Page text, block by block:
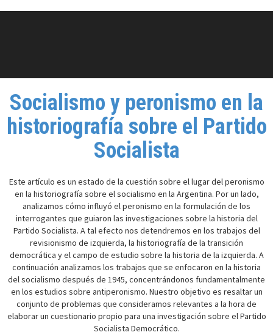
Socialismo y peronismo en la
historiografía sobre el Partido
Socialista
Este artículo es un estado de la cuestión sobre el lugar del peronismo
en la historiografía sobre el socialismo en la Argentina. Por un lado,
analizamos cómo influyó el peronismo en la formulación de los
interrogantes que guiaron las investigaciones sobre la historia del
Partido Socialista. A tal efecto nos detendremos en los trabajos del
revisionismo de izquierda, la historiografía de la transición
democrática y el campo de estudio sobre la historia de la izquierda. A
continuación analizamos los trabajos que se enfocaron en la historia
del socialismo después de 1945, concentrándonos fundamentalmente
en los estudios sobre antiperonismo. Nuestro objetivo es resaltar un
conjunto de problemas que consideramos relevantes a la hora de
elaborar un cuestionario propio para una investigación sobre el Partido
Socialista Democrático.